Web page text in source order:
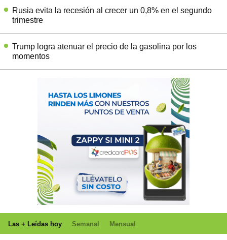
Rusia evita la recesión al crecer un 0,8% en el segundo
trimestre
Trump logra atenuar el precio de la gasolina por los
momentos
Las + Leídas hoy Semanal Mensual